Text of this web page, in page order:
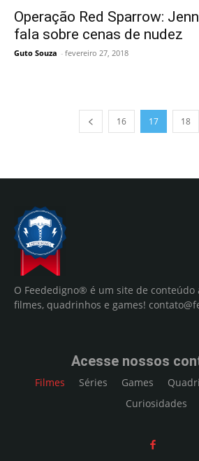
Operação Red Sparrow:
fala sobre cenas de nudez
Guto Souza - fevereiro 27, 2018
16 17 18
O Feededigno® é um site de conteúdo
filmes, quadrinhos e games!
Acesse nossos
Filmes Séries Games
Curiosidades